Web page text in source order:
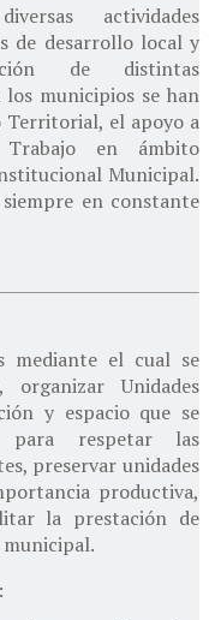
actividades
de desarrollo local y
de distintas
municipios se han
Territorial, el apoyo a
en ámbito
Municipal.
en constante
mediante el cual se
Unidades
y espacio que se
para respetar las
preservar unidades
productiva,
la prestación de